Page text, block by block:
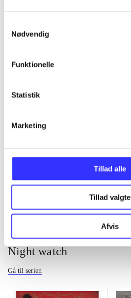
Nødvendig
Funktionelle
Statistik
Marketing
Tillad alle
Tillad valgte
Afvis
Night watch
Gå til serien